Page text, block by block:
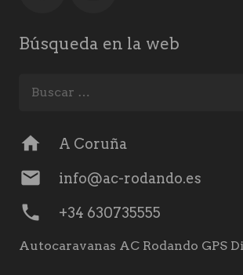
Búsqueda en la web
home A Coruña
mail info@ac-rodando.es
phone +34 630735555
Autocaravanas AC Rodando GPS